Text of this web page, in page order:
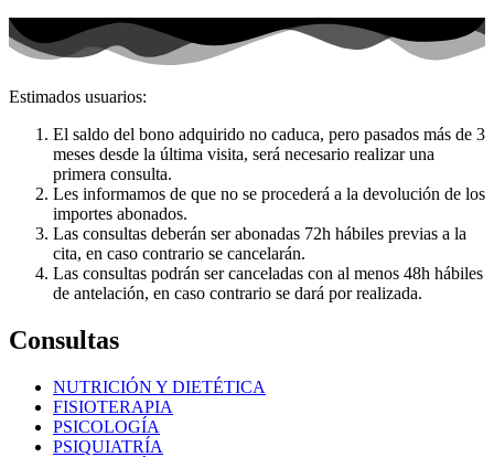
Estimados usuarios:
El saldo del bono adquirido no caduca, pero pasados más de 3
meses desde la última visita, será necesario realizar una
primera consulta.
Les informamos de que no se procederá a la devolución de los
importes abonados.
Las consultas deberán ser abonadas 72h hábiles previas a la
cita, en caso contrario se cancelarán.
Las consultas podrán ser canceladas con al menos 48h hábiles
de antelación, en caso contrario se dará por realizada.
Consultas
NUTRICIÓN Y DIETÉTICA
FISIOTERAPIA
PSICOLOGÍA
PSIQUIATRÍA